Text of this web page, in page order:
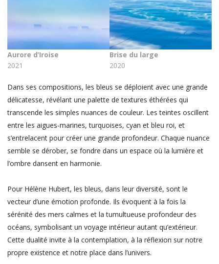
Aurore d’Iroise
2021
Brise du large
2020
Dans ses compositions, les bleus se déploient avec une grande
délicatesse, révélant une palette de textures éthérées qui
transcende les simples nuances de couleur. Les teintes oscillent
entre les aigues-marines, turquoises, cyan et bleu roi, et
s’entrelacent pour créer une grande profondeur. Chaque nuance
semble se dérober, se fondre dans un espace où la lumière et
l’ombre dansent en harmonie.
Pour Hélène Hubert, les bleus, dans leur diversité, sont le
vecteur d’une émotion profonde. Ils évoquent à la fois la
sérénité des mers calmes et la tumultueuse profondeur des
océans, symbolisant un voyage intérieur autant qu’extérieur.
Cette dualité invite à la contemplation, à la réflexion sur notre
propre existence et notre place dans l’univers.